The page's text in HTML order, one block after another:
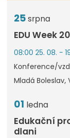
25srpna
EDU Week
08:00 25. 08. -
Konference/
Mladá
01 ledna
Edukační
dlani